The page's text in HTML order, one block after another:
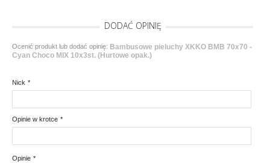
DODAĆ OPINIĘ
Ocenić produkt lub dodać opinię: Bambusowe pieluchy XKKO BMB 70x70 -
Cyan Choco MIX 10x3st. (Hurtowe opak.)
*
Nick
*
Opinie w krotce
*
Opinie